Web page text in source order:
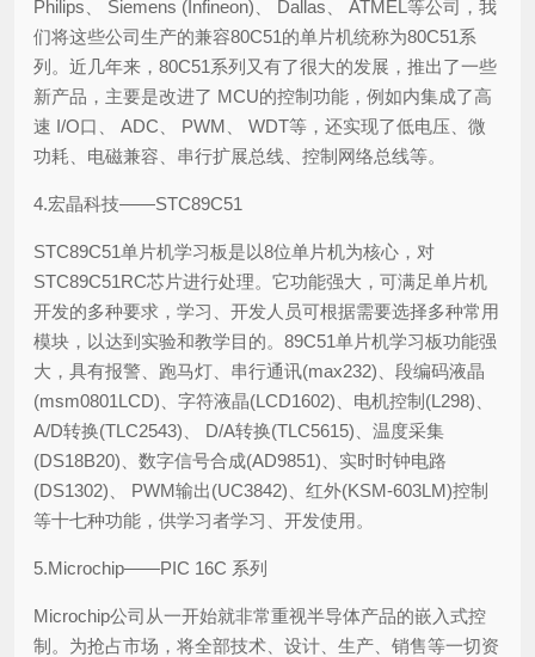
Philips、 Siemens (Infineon)、 Dallas、 ATMEL等公司，我
们将这些公司生产的兼容80C51的单片机统称为80C51系
列。近几年来，80C51系列又有了很大的发展，推出了一些
新产品，主要是改进了 MCU的控制功能，例如内集成了高
速 I/O口、 ADC、 PWM、 WDT等，还实现了低电压、微
功耗、电磁兼容、串行扩展总线、控制网络总线等。
4.宏晶科技——STC89C51
STC89C51单片机学习板是以8位单片机为核心，对
STC89C51RC芯片进行处理。它功能强大，可满足单片机
开发的多种要求，学习、开发人员可根据需要选择多种常用
模块，以达到实验和教学目的。89C51单片机学习板功能强
大，具有报警、跑马灯、串行通讯(max232)、段编码液晶
(msm0801LCD)、字符液晶(LCD1602)、电机控制(L298)、
A/D转换(TLC2543)、 D/A转换(TLC5615)、温度采集
(DS18B20)、数字信号合成(AD9851)、实时时钟电路
(DS1302)、 PWM输出(UC3842)、红外(KSM-603LM)控制
等十七种功能，供学习者学习、开发使用。
5.Microchip——PIC 16C 系列
Microchip公司从一开始就非常重视半导体产品的嵌入式控
制。为抢占市场，将全部技术、设计、生产、销售等一切资